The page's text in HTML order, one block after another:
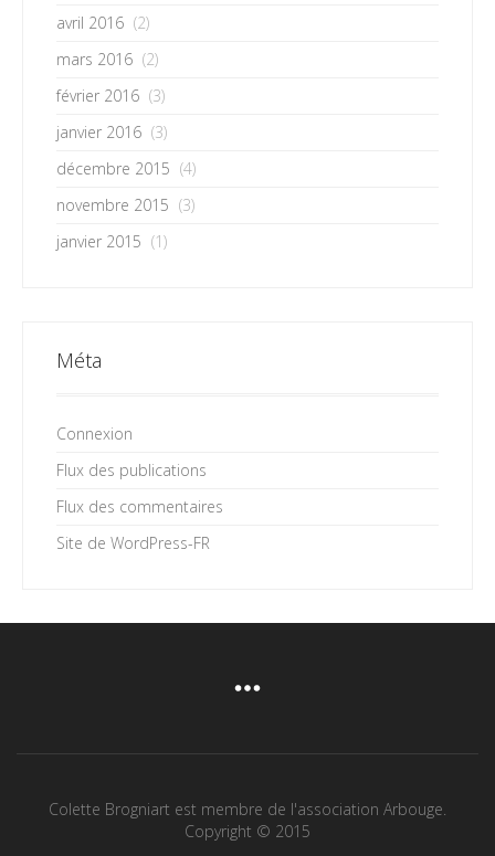
avril 2016 (2)
mars 2016 (2)
février 2016 (3)
janvier 2016 (3)
décembre 2015 (4)
novembre 2015 (3)
janvier 2015 (1)
Méta
Connexion
Flux des publications
Flux des commentaires
Site de WordPress-FR
Colette Brogniart est membre de l'association Arbouge.
Copyright © 2015